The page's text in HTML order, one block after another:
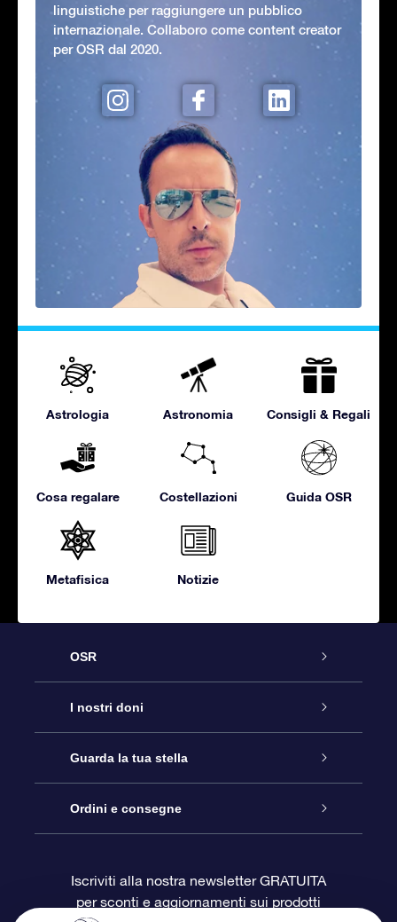
linguistiche per raggiungere un pubblico
internazionale. Collaboro come content creator
per OSR dal 2020.
Astrologia Astronomia Consigli & Regali
Cosa regalare Costellazioni Guida OSR
Metafisica Notizie
OSR
Assistenza
Contattaci
Blog
OSR Recensioni
I nostri doni
Online Star Gift
Pacchetto regalo OSR
Gift Card OSR
Guarda la tua stella
Registro stellare
Star Page personalizzata
Ordini e consegne
Informazioni di Pagamento
Iscriviti alla nostra newsletter GRATUITA
per sconti e aggiornamenti sui prodotti